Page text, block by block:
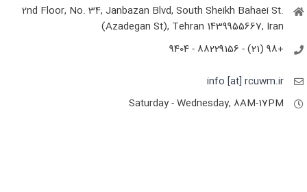
2nd Floor, No. 34, Janbazan Blvd, South Sheikh Bahaei St.
(Azadegan St), Tehran 1439955667, Iran
+98 (21) - 88229156 - 9404
info [at] rcuwm.ir
Saturday - Wednesday, 8AM-17PM